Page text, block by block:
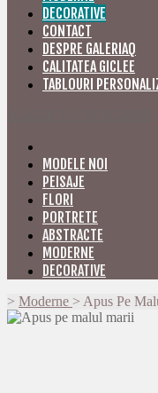
DECORATIVE
CONTACT
DESPRE GALERIAQ
CALITATEA GICLEE
TABLOURI
MODELE NOI
PEISAJE
FLORI
PORTRETE
ABSTRACTE
MODERNE
DECORATIVE
> Moderne > Apus Pe